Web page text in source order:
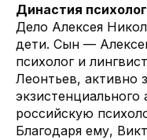
Династия
Дело Алексея
дети. Сын —
психолог и
Леонтьев, активно
экзистенциального
российскую
Благодаря ему,